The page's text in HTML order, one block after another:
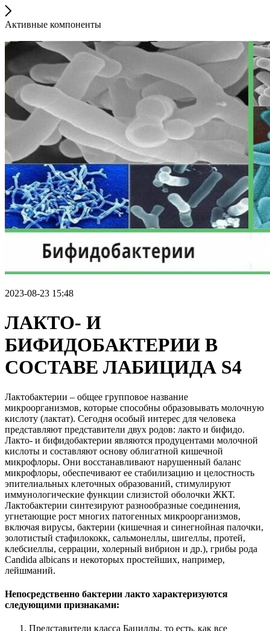
Активные компоненты
2023-08-23 15:48
ЛАКТО- И
БИФИДОБАКТЕРИИ В
СОСТАВЕ ЛАБИЦИДА S4
Лактобактерии – общее групповое название
микроорганизмов, которые способны образовывать молочную
кислоту (лактат). Сегодня особый интерес для человека
представляют представители двух родов: лакто и бифидо.
Лакто- и бифидобактерии являются продуцентами молочной
кислоты и составляют основу облигатной кишечной
микрофлоры. Они восстанавливают нарушенный баланс
микрофлоры, обеспечивают ее стабилизацию и целостность
эпителиальных клеточных образований, стимулируют
иммунологические функции слизистой оболочки ЖКТ.
Лактобактерии синтезируют разнообразные соединения,
угнетающие рост многих патогенных микроорганизмов,
включая вирусы, бактерии (кишечная и синегнойная палочки,
золотистый стафилококк, сальмонеллы, шигеллы, протей,
клебсиеллы, серрации, холерный вибрион и др.), грибы рода
Candida albicans и некоторых простейших, например,
лейшманий.
Непосредственно бактерии лакто характеризуются
следующими признаками:
Представители класса Бациллы, то есть, как все